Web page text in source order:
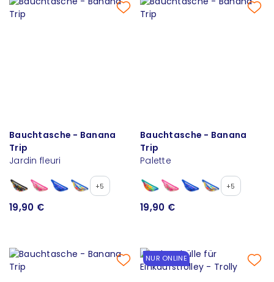
Bauchtasche - Banana
Trip
Jardin fleuri
+5
19,90 €
Bauchtasche - Banana
Trip
Palette
+5
19,90 €
NUR ONLINE